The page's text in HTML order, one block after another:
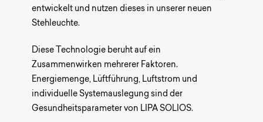
entwickelt und nutzen dieses in unserer neuen
Stehleuchte.
Diese Technologie beruht auf ein
Zusammenwirken mehrerer Faktoren.
Energiemenge, Lüftführung, Luftstrom und
individuelle Systemauslegung sind der
Gesundheitsparameter von LIPA SOLIOS.